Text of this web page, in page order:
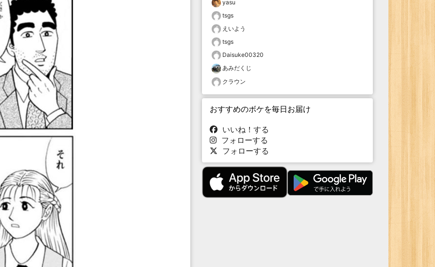
yasu
tsgs
えいよう
tsgs
Daisuke00320
あみだくじ
クラウン
おすすめのボケを毎日お届け
いいね！する
フォローする
フォローする